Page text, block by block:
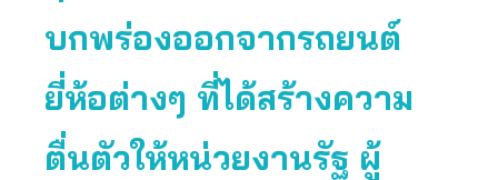
บกพร่องออกจากรถยนต์
ยี่ห้อต่างๆ ที่ได้สร้างความ
ตื่นตัวให้หน่วยงานรัฐ ผู้